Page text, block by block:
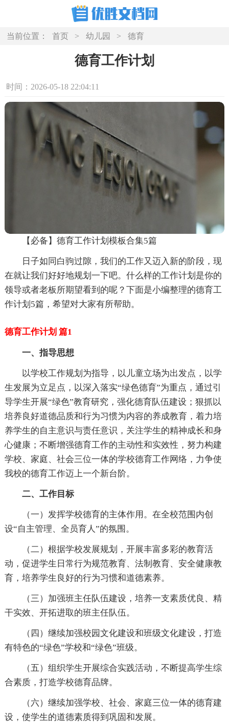
当前位置： 首页 > 幼儿园 > 德育
德育工作计划
时间：2026-05-18 22:04:11
【必备】德育工作计划模板合集5篇
日子如同白驹过隙，我们的工作又迈入新的阶段，现
在就让我们好好地规划一下吧。什么样的工作计划是你的
领导或者老板所期望看到的呢？下面是小编整理的德育工
作计划5篇，希望对大家有所帮助。
德育工作计划 篇1
一、指导思想
以学校工作规划为指导，以儿童立场为出发点，以学
生发展为立足点，以深入落实“绿色德育”为重点，通过引
导学生开展“绿色”教育研究，强化德育队伍建设；狠抓以
培养良好道德品质和行为习惯为内容的养成教育，着力培
养学生的自主意识与责任意识，关注学生的精神成长和身
心健康；不断增强德育工作的主动性和实效性，努力构建
学校、家庭、社会三位一体的学校德育工作网络，力争使
我校的德育工作迈上一个新台阶。
二、工作目标
（一）发挥学校德育的主体作用。在全校范围内创
设“自主管理、全员育人”的氛围。
（二）根据学校发展规划，开展丰富多彩的教育活
动，促进学生日常行为规范教育、法制教育、安全健康教
育，培养学生良好的行为习惯和道德素养。
（三）加强班主任队伍建设，培养一支素质优良、精
干实效、开拓进取的班主任队伍。
（四）继续加强校园文化建设和班级文化建设，打造
有特色的“绿色”学校和“绿色”班级。
（五）组织学生开展综合实践活动，不断提高学生综
合素质，打造学校德育品牌。
（六）继续加强学校、社会、家庭三位一体的德育建
设，使学生的道德素质得到巩固和发展。